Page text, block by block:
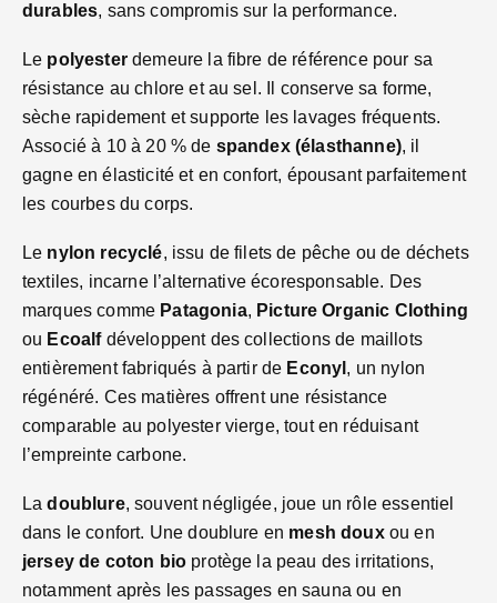
durables, sans compromis sur la performance.
Le polyesterdemeure la fibre de référence pour sa
résistance au chlore et au sel. Il conserve sa forme,
sèche rapidement et supporte les lavages fréquents.
Associé à 10 à 20 % de spandex (élasthanne), il
gagne en élasticité et en confort, épousant parfaitement
les courbes du corps.
Le nylon recyclé, issu de filets de pêche ou de déchets
textiles, incarne l’alternative écoresponsable. Des
marques comme Patagonia, Picture Organic Clothing
ou Ecoalfdéveloppent des collections de maillots
entièrement fabriqués à partir de Econyl , un nylon
régénéré. Ces matières offrent une résistance
comparable au polyester vierge, tout en réduisant
l’empreinte carbone.
Ladoublure, souvent négligée, joue un rôle essentiel
dans le confort. Une doublure en mesh douxou en
jersey de coton bio protège la peau des irritations,
notamment après les passages en sauna ou en